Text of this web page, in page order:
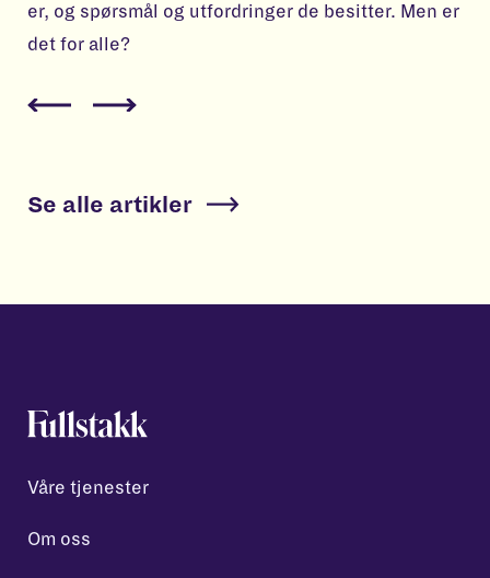
er, og spørsmål og utfordringer de besitter. Men er
det for alle?
Se alle artikler
Våre tjenester
Om oss